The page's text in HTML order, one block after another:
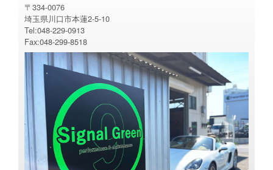
〒334-0076
埼玉県川口市本蓮2-5-10
Tel:048-229-0913
Fax:048-299-8518